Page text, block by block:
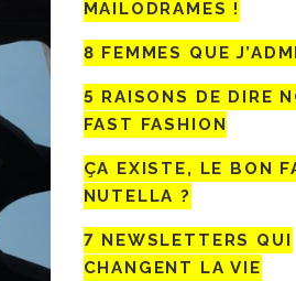
MAILODRAMES !
8 FEMMES QUE
5 RAISONS DE DIRE
FAST FASHION
ÇA EXISTE, LE BON
NUTELLA ?
7 NEWSLETTERS QUI
CHANGENT LA VIE